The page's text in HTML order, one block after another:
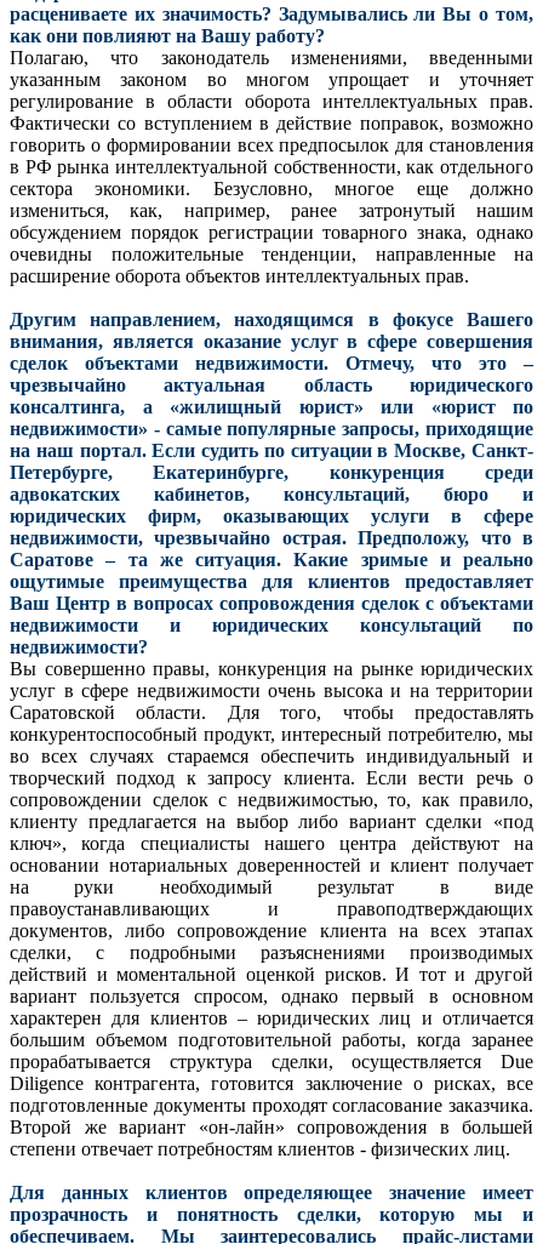
расцениваете их значимость? Задумывались ли Вы о том,
как они повлияют на Вашу работу?
Полагаю, что законодатель изменениями, введенными
указанным законом во многом упрощает и уточняет
регулирование в области оборота интеллектуальных прав.
Фактически со вступлением в действие поправок, возможно
говорить о формировании всех предпосылок для становления
в РФ рынка интеллектуальной собственности, как отдельного
сектора экономики. Безусловно, многое еще должно
измениться, как, например, ранее затронутый нашим
обсуждением порядок регистрации товарного знака, однако
очевидны положительные тенденции, направленные на
расширение оборота объектов интеллектуальных прав.
Другим направлением, находящимся в фокусе Вашего
внимания, является оказание услуг в сфере совершения
сделок объектами недвижимости. Отмечу, что это –
чрезвычайно актуальная область юридического
консалтинга, а «жилищный юрист» или «юрист по
недвижимости» - самые популярные запросы, приходящие
на наш портал. Если судить по ситуации в Москве, Санкт-
Петербурге, Екатеринбурге, конкуренция среди
адвокатских кабинетов, консультаций, бюро и
юридических фирм, оказывающих услуги в сфере
недвижимости, чрезвычайно острая. Предположу, что в
Саратове – та же ситуация. Какие зримые и реально
ощутимые преимущества для клиентов предоставляет
Ваш Центр в вопросах сопровождения сделок с объектами
недвижимости и юридических консультаций по
недвижимости?
Вы совершенно правы, конкуренция на рынке юридических
услуг в сфере недвижимости очень высока и на территории
Саратовской области. Для того, чтобы предоставлять
конкурентоспособный продукт, интересный потребителю, мы
во всех случаях стараемся обеспечить индивидуальный и
творческий подход к запросу клиента. Если вести речь о
сопровождении сделок с недвижимостью, то, как правило,
клиенту предлагается на выбор либо вариант сделки «под
ключ», когда специалисты нашего центра действуют на
основании нотариальных доверенностей и клиент получает
на руки необходимый результат в виде
правоустанавливающих и правоподтверждающих
документов, либо сопровождение клиента на всех этапах
сделки, с подробными разъяснениями производимых
действий и моментальной оценкой рисков. И тот и другой
вариант пользуется спросом, однако первый в основном
характерен для клиентов – юридических лиц и отличается
большим объемом подготовительной работы, когда заранее
прорабатывается структура сделки, осуществляется Due
Diligence контрагента, готовится заключение о рисках, все
подготовленные документы проходят согласование заказчика.
Второй же вариант «он-лайн» сопровождения в большей
степени отвечает потребностям клиентов - физических лиц.
Для данных клиентов определяющее значение имеет
прозрачность и понятность сделки, которую мы и
обеспечиваем. Мы заинтересовались прайс-листами